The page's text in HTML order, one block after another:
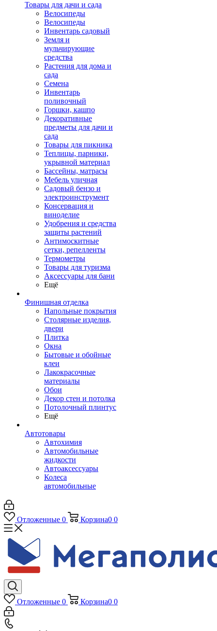
Товары для дачи и сада
Велосипеды
Велосипеды
Инвентарь садовый
Земля и
мульчирующие
средства
Растения для дома и
сада
Семена
Инвентарь
поливочный
Горшки, кашпо
Декоративные
предметы для дачи и
сада
Товары для пикника
Теплицы, парники,
укрывной материал
Бассейны, матрасы
Мебель уличная
Садовый бензо и
электроинструмент
Консервация и
виноделие
Удобрения и средства
защиты растений
Антимоскитные
сетки, репелленты
Термометры
Товары для туризма
Аксессуары для бани
Ещё
Финишная отделка
Напольные покрытия
Столярные изделия,
двери
Плитка
Окна
Бытовые и обойные
клеи
Лакокрасочные
материалы
Обои
Декор стен и потолка
Потолочный плинтус
Ещё
Автотовары
Автохимия
Автомобильные
жидкости
Автоаксессуары
Колеса
автомобильные
Отложенные 0 Корзина0 0
Отложенные 0 Корзина0 0